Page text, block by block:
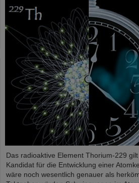
Das radioaktive Element Thorium-229
Kandidat für die Entwicklung einer
wäre noch wesentlich genauer als